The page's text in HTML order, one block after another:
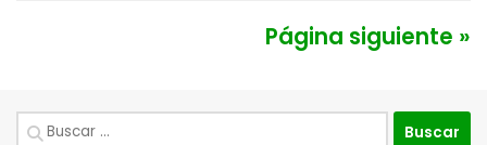
Página siguiente »
Buscar: